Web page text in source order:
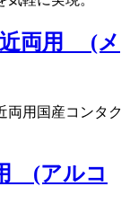
近両用 (メ
両用国産コンタク
(アルコ